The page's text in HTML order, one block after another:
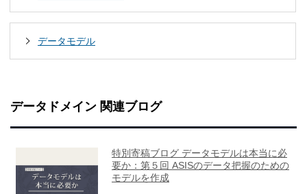
データモデル
データドメイン 関連ブログ